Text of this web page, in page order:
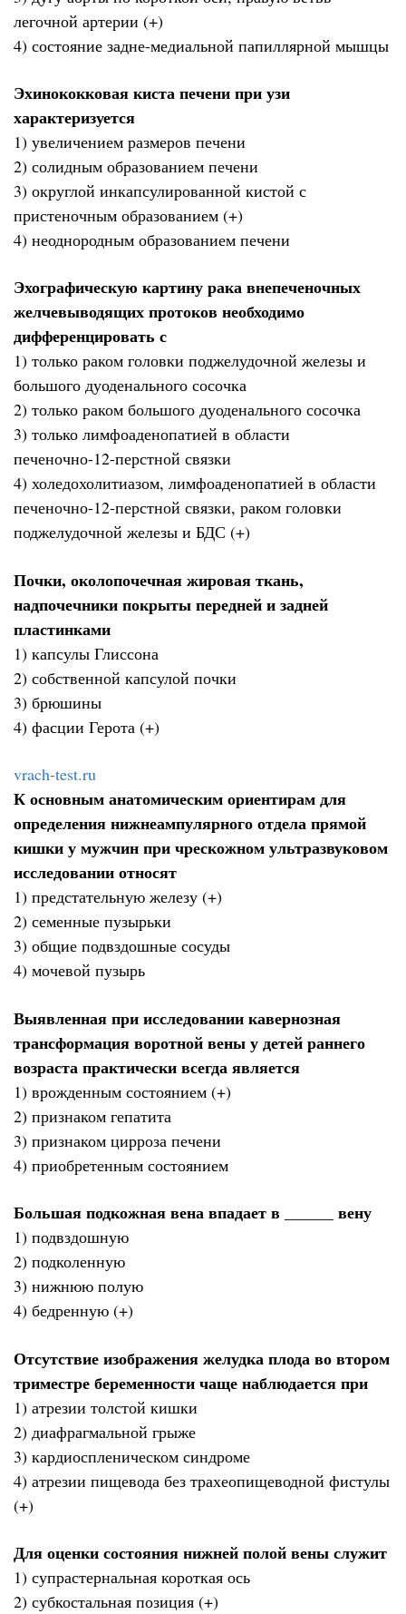
легочной артерии (+)
4) состояние задне-медиальной папиллярной мышцы
Эхинококковая киста печени при узи
характеризуется
1) увеличением размеров печени
2) солидным образованием печени
3) округлой инкапсулированной кистой с
пристеночным образованием (+)
4) неоднородным образованием печени
Эхографическую картину рака внепеченочных
желчевыводящих протоков необходимо
дифференцировать с
1) только раком головки поджелудочной железы и
большого дуоденального сосочка
2) только раком большого дуоденального сосочка
3) только лимфоаденопатией в области
печеночно-12-перстной связки
4) холедохолитиазом, лимфоаденопатией в области
печеночно-12-перстной связки, раком головки
поджелудочной железы и БДС (+)
Почки, околопочечная жировая ткань,
надпочечники покрыты передней и задней
пластинками
1) капсулы Глиссона
2) собственной капсулой почки
3) брюшины
4) фасции Герота (+)
vrach-test.ru
К основным анатомическим ориентирам для
определения нижнеампулярного отдела прямой
кишки у мужчин при чрескожном ультразвуковом
исследовании относят
1) предстательную железу (+)
2) семенные пузырьки
3) общие подвздошные сосуды
4) мочевой пузырь
Выявленная при исследовании кавернозная
трансформация воротной вены у детей раннего
возраста практически всегда является
1) врожденным состоянием (+)
2) признаком гепатита
3) признаком цирроза печени
4) приобретенным состоянием
Большая подкожная вена впадает в ______ вену
1) подвздошную
2) подколенную
3) нижнюю полую
4) бедренную (+)
Отсутствие изображения желудка плода во втором
триместре беременности чаще наблюдается при
1) атрезии толстой кишки
2) диафрагмальной грыже
3) кардиоспленическом синдроме
4) атрезии пищевода без трахеопищеводной фистулы
(+)
Для оценки состояния нижней полой вены служит
1) супрастернальная короткая ось
2) субкостальная позиция (+)